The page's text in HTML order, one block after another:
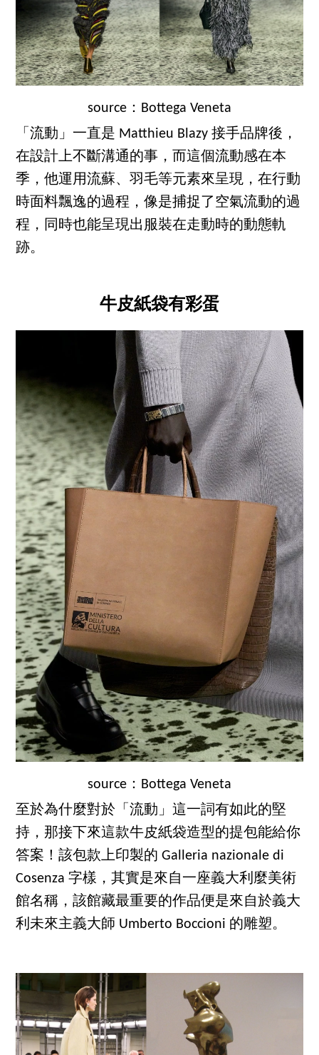
source：Bottega Veneta
「流動」一直是 Matthieu Blazy 接手品牌後，
在設計上不斷溝通的事，而這個流動感在本
季，他運用流蘇、羽毛等元素來呈現，在行動
時面料飄逸的過程，像是捕捉了空氣流動的過
程，同時也能呈現出服裝在走動時的動態軌
跡。
牛皮紙袋有彩蛋
source：Bottega Veneta
至於為什麼對於「流動」這一詞有如此的堅
持，那接下來這款牛皮紙袋造型的提包能給你
答案！該包款上印製的 Galleria nazionale di
Cosenza 字樣，其實是來自一座義大利麼美術
館名稱，該館藏最重要的作品便是來自於義大
利未來主義大師 Umberto Boccioni 的雕塑。